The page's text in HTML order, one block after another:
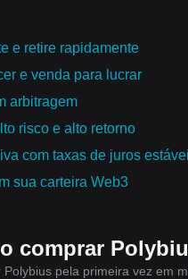
e retire rapidamente
e venda para lucrar
arbitragem
risco e alto retorno
com taxas de juros
sua carteira Web3
comprar
pela primeira vez em